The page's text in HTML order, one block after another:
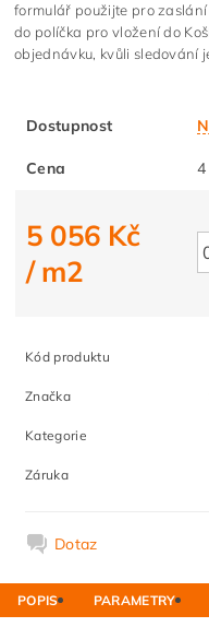
formulář použijte pro
do políčka pro vložení do
objednávku, kvůli sledování
Dostupnost
Cena
5 056 Kč
/ m2
Kód produktu
Značka
Kategorie
Záruka
Dotaz
POPIS PARAMETRY